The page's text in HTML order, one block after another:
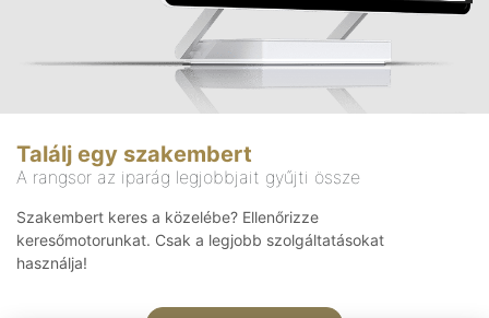
Találj egy szakembert
A rangsor az iparág legjobbjait gyűjti össze
Szakembert keres a közelébe? Ellenőrizze
keresőmotorunkat. Csak a legjobb szolgáltatásokat
használja!